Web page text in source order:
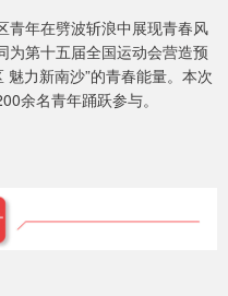
青年在劈波斩浪中展现青春风
为第十五届全国运动会营造预
力新南沙”的青春能量。本次
余名青年踊跃参与。